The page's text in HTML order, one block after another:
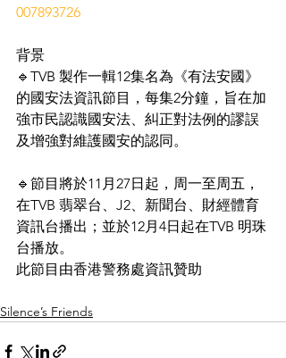
007893726
背景
🔹TVB 製作一輯12集名為《有法安國》
的國安法資訊節目，每集2分鐘，旨在加
強市民認識國安法、糾正對法例的謬誤
及增強對維護國安的認同。
🔹節目將於11月27日起，周一至周五，
在TVB 翡翠台、J2、新聞台、財經體育
資訊台播出；並於12月4日起在TVB 明珠
台播放。
此節目由香港警務處資訊贊助
Silence’s Friends